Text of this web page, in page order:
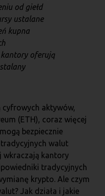
od giełd
ustalane
kupna
oferują
cyfrowych aktywów,
(ETH), coraz więcej
bezpiecznie
walut
wkraczają kantory
tradycyjnych
krypto. Ale czym
Jak działa i jakie